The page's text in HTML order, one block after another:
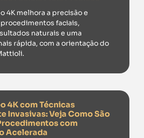
4K melhora a precisão e
faciais,
naturais e uma
rápida, com a orientação do
4K com Técnicas
Invasivas: Veja Como São
com
Acelerada